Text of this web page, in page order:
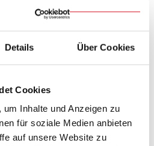
Details Über Cookies
Cookies
Inhalte und Anzeigen zu
für soziale Medien anbieten
auf unsere Website zu